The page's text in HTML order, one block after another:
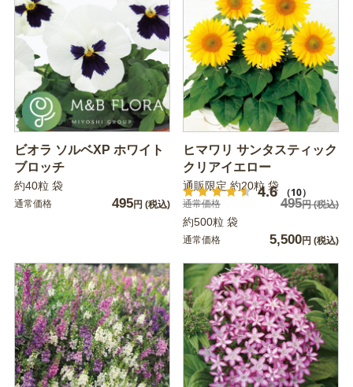
ビオラ ソルベXP ホワイト
ブロッチ
約40粒 袋
通常価格 495円 (税込)
ヒマワリ サンタスティック
クリアイエロー
4.6 （10）
通販限定 約20粒 袋
通常価格 495円(税込)
約500粒 袋
通常価格 5,500円 (税込)